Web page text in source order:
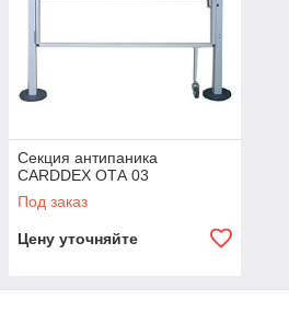
Секция антипаника
CARDDEX ОТА 03
Под заказ
Цену уточняйте